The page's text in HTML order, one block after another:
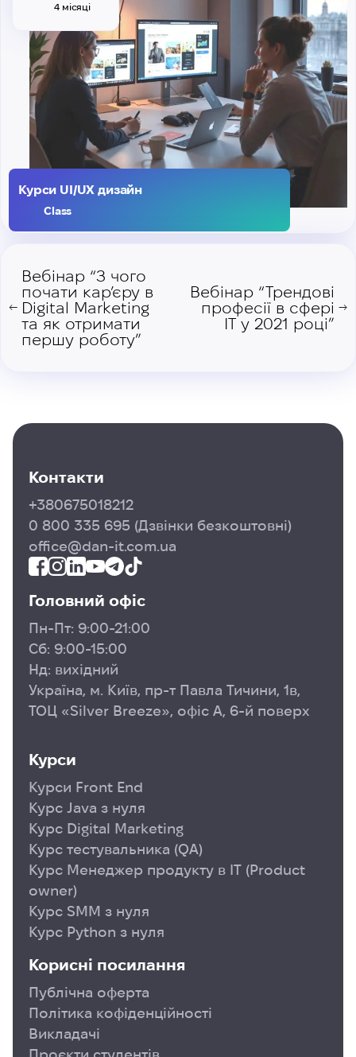
4 місяці
Курси UI/UX дизайн
Class
←
Вебінар “З чого
почати кар’єру в
Digital Marketing
та як отримати
першу роботу”
Вебінар “Трендові
професії в сфері
IT у 2021 році”
→
Контакти
+380675018212
0 800 335 695 (Дзвінки безкоштовні)
office@dan-it.com.ua
Головний офіс
Пн-Пт: 9:00-21:00
Сб: 9:00-15:00
Нд: вихідний
Україна, м. Київ, пр-т Павла Тичини, 1в,
ТОЦ «Silver Breeze», офіс А, 6-й поверх
Курси
Курси Front End
Курс Java з нуля
Курс Digital Marketing
Курс тестувальника (QA)
Курс Менеджер продукту в ІТ (Product
owner)
Курс SMM з нуля
Курс Python з нуля
Корисні посилання
Публічна оферта
Політика кофіденційності
Викладачі